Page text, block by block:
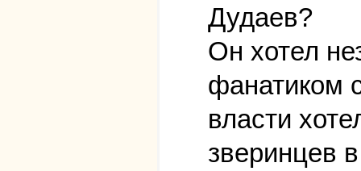
Дудаев?
Он хотел
фанатиком
власти
зверинцев